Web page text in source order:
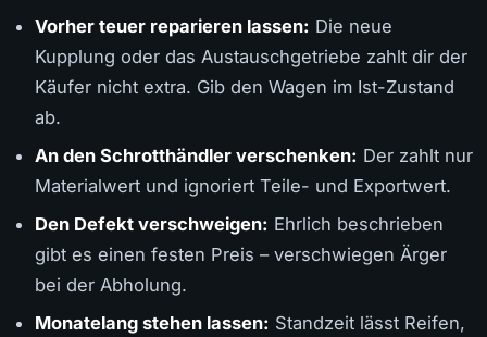
Vorher teuer reparieren lassen: Die neue
Kupplung oder das Austauschgetriebe zahlt dir der
Käufer nicht extra. Gib den Wagen im Ist-Zustand
ab.
An den Schrotthändler verschenken: Der zahlt nur
Materialwert und ignoriert Teile- und Exportwert.
Den Defekt verschweigen: Ehrlich beschrieben
gibt es einen festen Preis – verschwiegen Ärger
bei der Abholung.
Monatelang stehen lassen: Standzeit lässt Reifen,